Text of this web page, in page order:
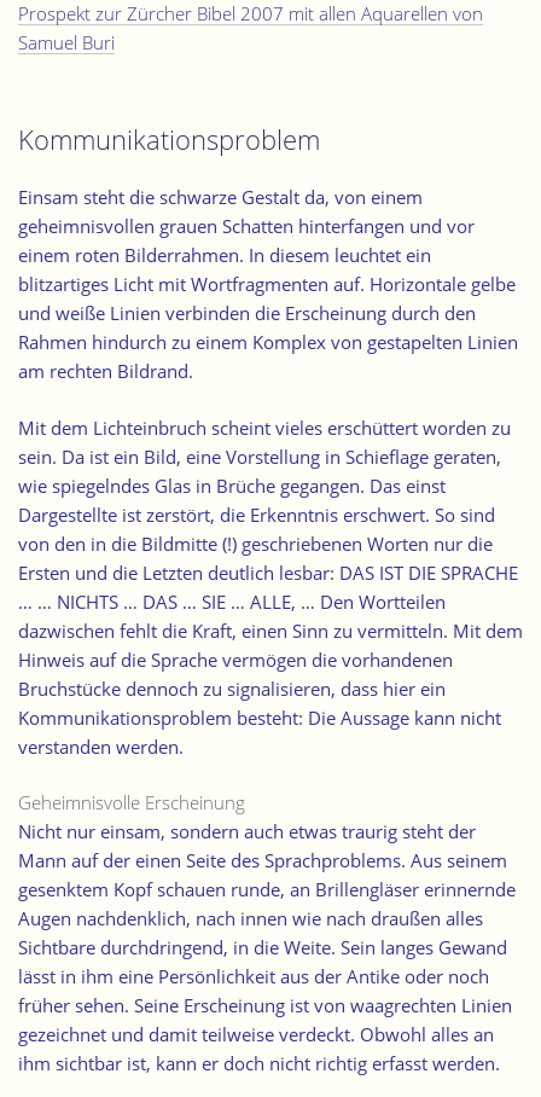
Prospekt zur Zürcher Bibel 2007 mit allen Aquarellen von
Samuel Buri
Kommunikationsproblem
Einsam steht die schwarze Gestalt da, von einem
geheimnisvollen grauen Schatten hinterfangen und vor
einem roten Bilderrahmen. In diesem leuchtet ein
blitzartiges Licht mit Wortfragmenten auf. Horizontale gelbe
und weiße Linien verbinden die Erscheinung durch den
Rahmen hindurch zu einem Komplex von gestapelten Linien
am rechten Bildrand.
Mit dem Lichteinbruch scheint vieles erschüttert worden zu
sein. Da ist ein Bild, eine Vorstellung in Schieflage geraten,
wie spiegelndes Glas in Brüche gegangen. Das einst
Dargestellte ist zerstört, die Erkenntnis erschwert. So sind
von den in die Bildmitte (!) geschriebenen Worten nur die
Ersten und die Letzten deutlich lesbar: DAS IST DIE SPRACHE
… … NICHTS … DAS … SIE … ALLE, … Den Wortteilen
dazwischen fehlt die Kraft, einen Sinn zu vermitteln. Mit dem
Hinweis auf die Sprache vermögen die vorhandenen
Bruchstücke dennoch zu signalisieren, dass hier ein
Kommunikationsproblem besteht: Die Aussage kann nicht
verstanden werden.
Geheimnisvolle Erscheinung
Nicht nur einsam, sondern auch etwas traurig steht der
Mann auf der einen Seite des Sprachproblems. Aus seinem
gesenktem Kopf schauen runde, an Brillengläser erinnernde
Augen nachdenklich, nach innen wie nach draußen alles
Sichtbare durchdringend, in die Weite. Sein langes Gewand
lässt in ihm eine Persönlichkeit aus der Antike oder noch
früher sehen. Seine Erscheinung ist von waagrechten Linien
gezeichnet und damit teilweise verdeckt. Obwohl alles an
ihm sichtbar ist, kann er doch nicht richtig erfasst werden.